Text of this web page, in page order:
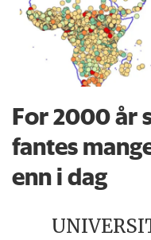
For 2000 år
fantes
enn i dag